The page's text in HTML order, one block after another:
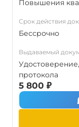
Повышения
Срок действия
Бессрочно
Выдаваемый
протокола
5 800 ₽